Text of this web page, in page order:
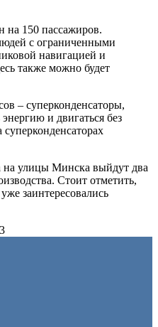
на 150 пассажиров.
с ограниченными
навигацией и
также можно будет
– суперконденсаторы,
и двигаться без
на улицы Минска выйдут два
Стоит отметить,
заинтересовались